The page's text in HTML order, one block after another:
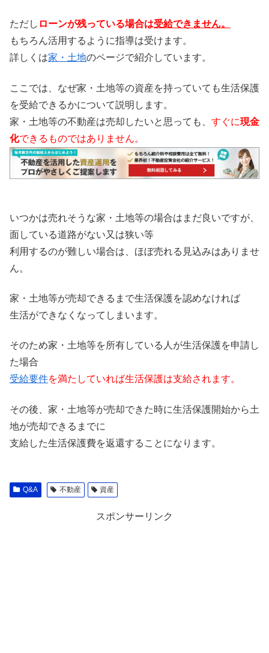
ただし ローンが残っている場合は受給できません。
もちろん活用するように指導は受けます。
詳しくは家・土地のページで紹介しています。
ここでは、なぜ家・土地等の資産を持っていても生活保護
を受給できるかについて説明します。
家・土地等の不動産は売却したいと思っても、 すぐに現金
化できるものではありません。
いつかは売れそうな家・土地等の場合はまだ良いですが、
面している道路がない又は狭い等
利用するのが難しい場合は、ほぼ売れる見込みはありませ
ん。
家・土地等が売却できるまで生活保護を認めなければ
生活ができなくなってしまいます。
そのため家・土地等を所有している人が生活保護を申請し
た場合
受給要件を満たしていれば生活保護は支給されます。
その後、家・土地等が売却できた時に生活保護開始から土
地が売却できるまでに
支給した生活保護費を返還することになります。
Q&A 不動産 資産
スポンサーリンク